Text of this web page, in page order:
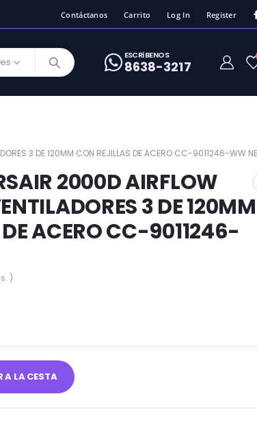
Contáctanos Carrito Log In Register
ESCRíBENOS
8638-3217
3 DE 120MM CON REJILLAS DE ACERO CC-9011246-WW
2000D AIRFLOW
3 DE 120MM
ACERO CC-9011246-
)
A LA CESTA